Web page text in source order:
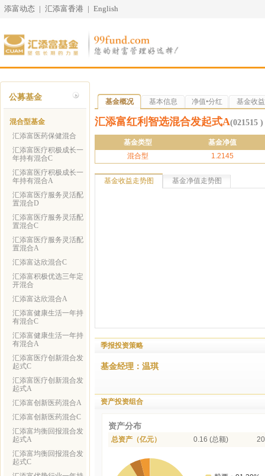
添富动态 | 汇添富香港 | English
公募基金
混合型基金
汇添富医药保健混合
汇添富医疗积极成长一
年持有混合C
汇添富医疗积极成长一
年持有混合A
汇添富医疗服务灵活配
置混合D
汇添富医疗服务灵活配
置混合C
汇添富医疗服务灵活配
置混合A
汇添富达欣混合C
汇添富积极优选三年定
开混合
汇添富达欣混合A
汇添富健康生活一年持
有混合C
汇添富健康生活一年持
有混合A
汇添富医疗创新混合发
起式C
汇添富医疗创新混合发
起式A
汇添富创新医药混合A
汇添富创新医药混合C
汇添富均衡回报混合发
起式A
汇添富均衡回报混合发
起式C
基金概况 基本信息 净值•分红 基金收益
汇添富红利智选混合发起式A(021515 )
基金类型
基金净值
混合型
1.2145
基金收益走势图 基金净值走势图
季报投资策略
基金经理：温琪
资产投资组合
资产分布
总资产（亿元） 0.16 (总额)